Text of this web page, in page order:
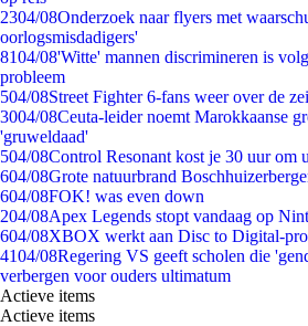
2304/08Onderzoek naar flyers met
oorlogsmisdadigers'
8104/08'Witte' mannen discrimineren is
probleem
504/08Street Fighter 6-fans weer over de
3004/08Ceuta-leider noemt Marokkaanse
'gruweldaad'
504/08Control Resonant kost je 30 uur om
604/08Grote natuurbrand
604/08FOK! was even down
204/08Apex Legends stopt vandaag op
604/08XBOX werkt aan Disc to Digital-
4104/08Regering VS geeft scholen die
verbergen voor ouders ultimatum
Actieve items
Actieve items